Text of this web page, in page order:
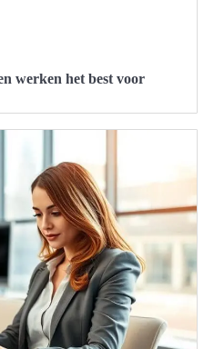
werken het best voor